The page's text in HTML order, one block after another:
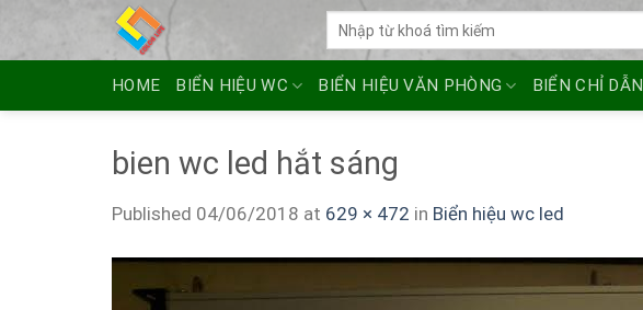
HOME BIỂN HIỆU WC BIỂN HIỆU VĂN PHÒNG BIỂN CHỈ DẪN
bien wc led hắt sáng
Published 04/06/2018 at 629 × 472 in Biển hiệu wc led